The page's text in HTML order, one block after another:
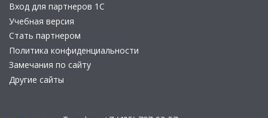
Вход для партнеров 1С
Учебная версия
Стать партнером
Политика конфиденциальности
Замечания по сайту
Другие сайты